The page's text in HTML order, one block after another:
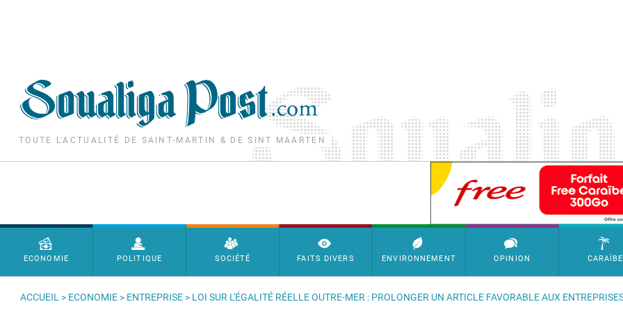
TOUTE L'ACTUALITÉ DE SAINT-MARTIN & DE SINT MAARTEN
SimpleAds Block Bannière
Menu principal
ECONOMIE POLITIQUE SOCIÉTÉ FAITS DIVERS ENVIRONNEMENT OPINION CARAÏBE
ACCUEIL > ECONOMIE > ENTREPRISE > LOI SUR L'ÉGALITÉ RÉELLE OUTRE-MER : PROLONGER UN ARTICLE FAVORABLE AUX